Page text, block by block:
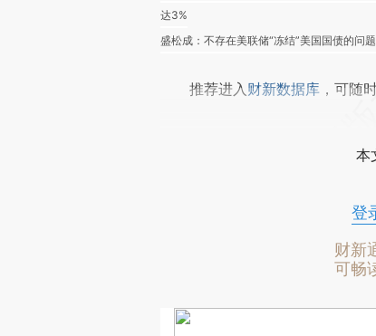
达3%
盛松成：不存在美联储“冻结”美国国债的问题
推荐进入 财新数据库 ，可随
本
登
财新
可畅